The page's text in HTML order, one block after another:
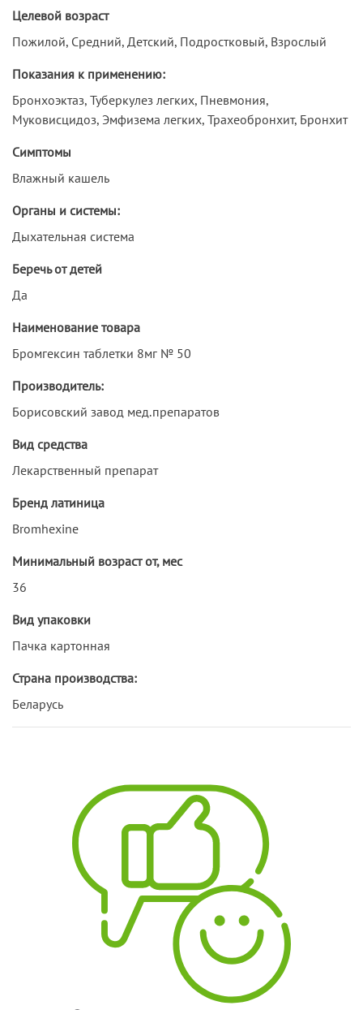
Целевой возраст
Пожилой, Средний, Детский, Подростковый, Взрослый
Показания к применению:
Бронхоэктаз, Туберкулез легких, Пневмония,
Муковисцидоз, Эмфизема легких, Трахеобронхит, Бронхит
Симптомы
Влажный кашель
Органы и системы:
Дыхательная система
Беречь от детей
Да
Наименование товара
Бромгексин таблетки 8мг № 50
Производитель:
Борисовский завод мед.препаратов
Вид средства
Лекарственный препарат
Бренд латиница
Bromhexine
Минимальный возраст от, мес
36
Вид упаковки
Пачка картонная
Страна производства:
Беларусь